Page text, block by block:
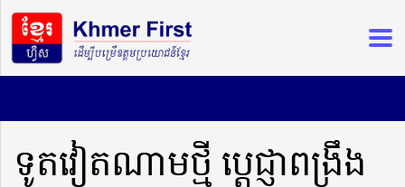
ទូតវៀតណាមថ្មី ប្ដេជ្ញាពង្រឹង